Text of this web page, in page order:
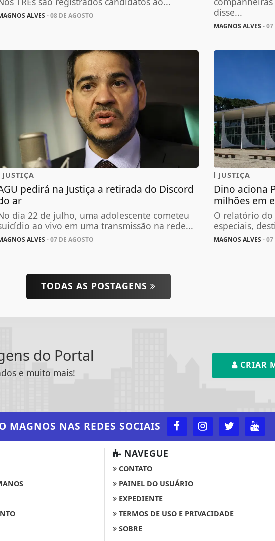
ALVES - 08 DE AGOSTO
disse...
MAGNOS ALVES - 07
JUSTIÇA
pedirá na Justiça a retirada do Discord
ar
dia 22 de julho, uma adolescente cometeu
ao vivo em uma transmissão na rede...
ALVES - 07 DE AGOSTO
JUSTIÇA
Dino aciona
milhões em
O relatório do
especiais,
MAGNOS ALVES - 07
TODAS AS POSTAGENS
do Portal
e muito mais!
CRIAR
MAGNOS NAS REDES SOCIAIS
NAVEGUE
CONTATO
PAINEL DO USUÁRIO
EXPEDIENTE
TERMOS DE USO E PRIVACIDADE
SOBRE